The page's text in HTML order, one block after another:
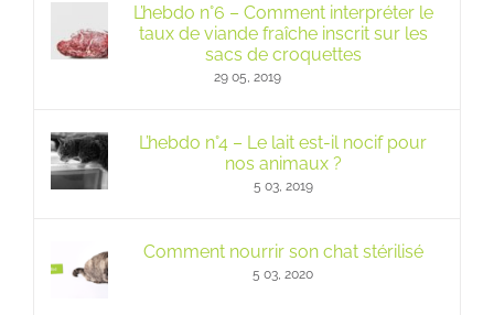
L’hebdo n°6 – Comment interpréter le
taux de viande fraîche inscrit sur les
sacs de croquettes
29 05, 2019
L’hebdo n°4 – Le lait est-il nocif pour
nos animaux ?
5 03, 2019
Comment nourrir son chat stérilisé
5 03, 2020